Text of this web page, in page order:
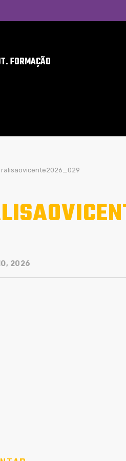
FORMAÇÃO
ralisaovicente2026_029
2026